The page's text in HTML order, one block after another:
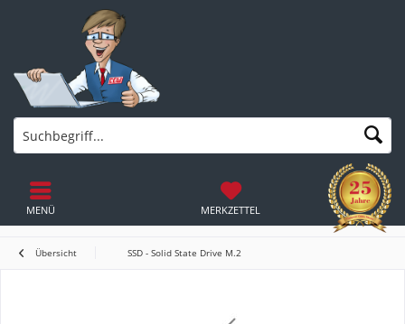
MERKZETTEL
MENÜ
Übersicht SSD - Solid State Drive M.2